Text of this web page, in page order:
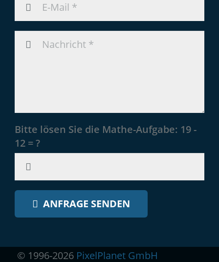
Bitte lösen Sie die Mathe-Aufgabe: 19 -
12 = ?
ANFRAGE SENDEN
© 1996-2026 PixelPlanet GmbH